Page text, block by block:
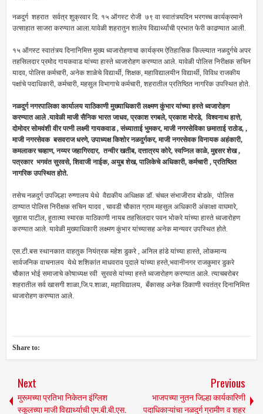
नळदुर्ग शहरात सर्वत्र शुक्रवार दि. १५ ऑगस्ट रोजी ७९ वा स्वातंत्र्यदिन भरगच्च कार्यक्रमाने
उत्साहात साजरा करण्यात आला.यावेळी शहरातुन शालेय विद्यार्थ्यांची प्रभात फेरी काढण्यात आली.
१५ ऑगस्ट स्वातंत्र्य दिनानिमित्त मुख्य ध्वजारोहणाचा कार्यक्रम ऐतिहासिक किल्ल्यात नळदुर्गचे अपर
तहसिलदार प्रमोद गायकवाड यांच्या हास्ते ध्वजारोहण करण्यात आले. यावेळी पोलिस निरीक्षक सचिन
यादव, पोलिस कर्मचारी, अनेक शाळेचे विद्यार्थी, शिक्षक, महाविद्यालयीन विद्यार्थी, विविध राजकीय
पक्षांचे पदाधिकारी, कर्मचारी, महसुल विभागाचे कर्मचारी, शहरातील प्रतिष्ठित नागरिक उपस्थित होते.
नळदुर्ग नगरपालिका कार्यालय याठिकाणी मुख्याधिकारी लक्ष्मण कुंभार यांच्या हस्ते ध्वजारोहण
करण्यात आले .यावेळी माजी सैनिक भारत जाधव, प्रकाश रगबले, प्रकाश मोरडे, विश्वनाथ हात्ते,
दोमोदर सोमवंशी वीर पत्नी लक्ष्मी गायकवाड , संध्याताई भुमकर, माजी नगरसेविका छमाताई राठोड, ,
माजी नगरसेवक बसवराज धरणे, उपाध्यक्ष किशोर नळदुर्गकर, माजी नगरसेवक विनायक अहंकारी,
कमलाकर चव्हाण, नय्यर जहागिरदार, तन्वीर खतीब, दत्तात्रय कोरे, स्वप्निल काळे, मुद्दसर शेख ,
पत्रकार भगवंत सुरवसे, शिवाजी नाईक, अयुब शेख, पालिकेचे अधिकारी, कर्मचारी , प्रतिष्ठित
नागरिकउपस्थित होते.
तसेच नळदुर्ग उपजिल्हा रुग्णालय येथे वैद्यकीय अधिक्षक डॉ. चंचल संभाजीराव बोडके, पोलिस
ठाण्यात पोलिस निरीक्षक सचिन यादव , चावडी चौकात ग्राम महसुल अधिकारी अंकाक्षा वाघमारे,
सुहास पाटील, हुतात्मा स्मारक याठिकाणी नायब तहसिलदार पवन भोकरे यांच्या हास्ते ध्वजारोहण
करण्यात आले. यावेळी मुख्याधिकारी लक्ष्मण कुंभार यांच्यासह अनेक मान्यवर उपस्थित होते.
एस.टी.बस स्थानकात वाहतुक नियंत्रक महेश डुकरे , अनिल हांडे यांच्या हास्ते, लोकमान्य
सार्वजनिक वाचनालय येथे शशिकांत माधवराव पुदाले यांच्या हस्ते,भवानीनगर राजकुमार डुकरे
चौकात भोई समाजाचे कोषाध्यक्ष रवी सुरवसे यांच्या हस्ते ध्वजारोहण करण्यात आले. त्याचबरोबर
शहरातील सर्व खासगी शाळा,जि.प.शाळा, महाविद्यालय, बँकासह अनेक ठिकाणी स्वतंत्र दिनानिमित्त
ध्वजारोहण करण्यात आले.
Share to:
Next
मुरूमच्या प्रतिभा निकेतन इंग्लिश
स्कूलच्या माजी विद्यार्थ्याची एम.बी.बी.एस.
Previous
भाजपच्या नुतन जिल्हा कार्यकारिणी
पदाधिकाऱ्यांचा नळदुर्ग ग्रामीण व शहर